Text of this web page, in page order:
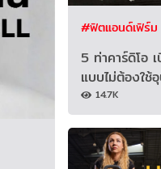
#ฟิตแอนด์เฟิร์ม
5 ท่าคาร์ดิโอ
แบบไม่ต้องใช้
14.7K